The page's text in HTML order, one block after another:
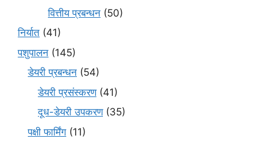
वित्तीय प्रबन्धन (50)
निर्यात (41)
पशुपालन (145)
डेयरी प्रबन्धन (54)
डेयरी प्रसंस्करण(41)
दूध-डेयरी उपकरण(35)
पक्षी फार्मिंग (11)